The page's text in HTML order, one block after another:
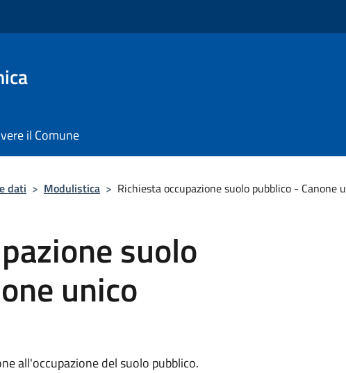
il Comune
dati > Modulistica > Richiesta occupazione suolo pubblico - Canone
suolo
unico
all'occupazione del suolo pubblico.